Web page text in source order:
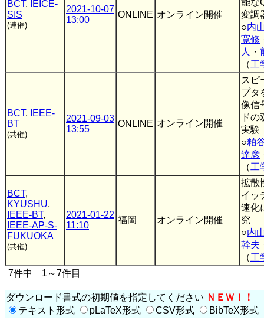
BCT,
IEICE-
SIS
(連催)
2021-10-07
13:00
ONLINE オンライン開催
能な
変調
○内
寛修
人
・
（工
BCT,
IEEE-
BT
(共催)
2021-09-03
13:55
ONLINE オンライン開催
スピ
プタ
像信
ドの
実験
○粕
達彦
（工
BCT,
KYUSHU,
IEEE-BT,
IEEE-AP-S-
FUKUOKA
(共催)
2021-01-22
11:10
福岡 オンライン開催
拡散
イッ
速化
究
○内
幹夫
（工
7件中 1～7件目
ダウンロード書式の初期値を指定してください ＮＥＷ！！
テキスト形式
pLaTeX形式 CSV形式 BibTeX形式